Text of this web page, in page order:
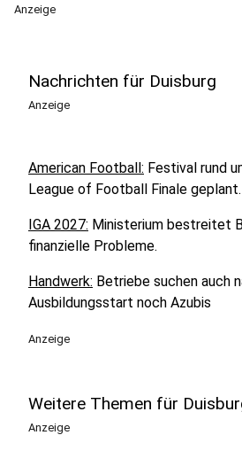
Anzeige
Nachrichten für Duisburg
Anzeige
American Football: Festival rund
League of Football Finale geplant.
IGA 2027: Ministerium bestreitet
finanzielle Probleme.
Handwerk: Betriebe suchen auch
Ausbildungsstart noch Azubis
Anzeige
Weitere Themen für
Anzeige